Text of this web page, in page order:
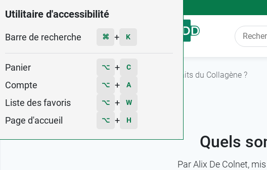
Utilitaire d'accessibilité
Barre de recherche ⌘ + K
Panier ⌥ + C
Compte ⌥ + A
Liste des favoris ⌥ + W
Page d'accueil ⌥ + H
Menu
Quels sont les bienfaits du Collagène ?
Quels
ParAlix De Colnet,